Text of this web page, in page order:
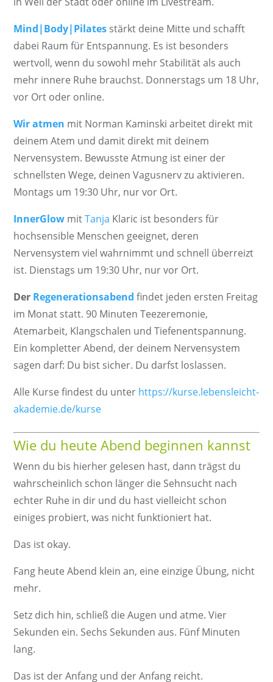
Mind|Body|Pilates stärkt deine Mitte und schafft
dabei Raum für Entspannung. Es ist besonders
wertvoll, wenn du sowohl mehr Stabilität als auch
mehr innere Ruhe brauchst. Donnerstags um 18 Uhr,
vor Ort oder online.
Wir atmen mit Norman Kaminski arbeitet direkt mit
deinem Atem und damit direkt mit deinem
Nervensystem. Bewusste Atmung ist einer der
schnellsten Wege, deinen Vagusnerv zu aktivieren.
Montags um 19:30 Uhr, nur vor Ort.
InnerGlow mitTanja Klaric ist besonders für
hochsensible Menschen geeignet, deren
Nervensystem viel wahrnimmt und schnell überreizt
ist. Dienstags um 19:30 Uhr, nur vor Ort.
Der Regenerationsabend findet jeden ersten Freitag
im Monat statt. 90 Minuten Teezeremonie,
Atemarbeit, Klangschalen und Tiefenentspannung.
Ein kompletter Abend, der deinem Nervensystem
sagen darf: Du bist sicher. Du darfst loslassen.
Alle Kurse findest du unter https://kurse.lebensleicht-
akademie.de/kurse
Wie du heute Abend beginnen kannst
Wenn du bis hierher gelesen hast, dann trägst du
wahrscheinlich schon länger die Sehnsucht nach
echter Ruhe in dir und du hast vielleicht schon
einiges probiert, was nicht funktioniert hat.
Das ist okay.
Fang heute Abend klein an, eine einzige Übung, nicht
mehr.
Setz dich hin, schließ die Augen und atme. Vier
Sekunden ein. Sechs Sekunden aus. Fünf Minuten
lang.
Das ist der Anfang und der Anfang reicht.